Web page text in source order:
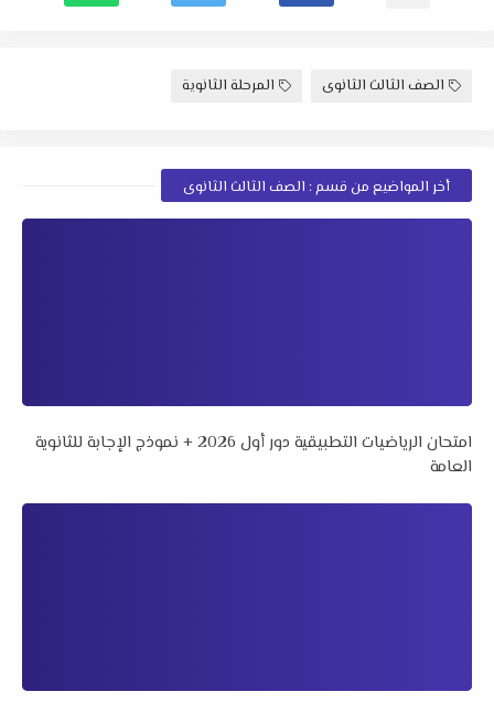
الصف الثالث الثانوى المرحلة الثانوية
أخر المواضيع من قسم : الصف الثالث الثانوى
امتحان الرياضيات التطبيقية دور أول 2026 + نموذج الإجابة للثانوية
العامة